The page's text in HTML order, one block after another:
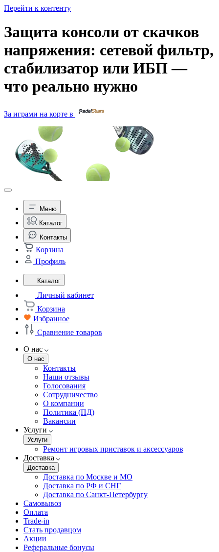
Перейти к контенту
Защита консоли от скачков
напряжения: сетевой фильтр,
стабилизатор или ИБП —
что реально нужно
За играми на корте в
Меню
Каталог
Контакты
Корзина
Профиль
Каталог
Личный кабинет
Корзина
Избранное
Сравнение товаров
О нас
О нас
Контакты
Наши отзывы
Голосования
Сотрудничество
О компании
Политика (ПД)
Вакансии
Услуги
Услуги
Ремонт игровых приставок и аксессуаров
Доставка
Доставка
Доставка по Москве и МО
Доставка по РФ и СНГ
Доставка по Санкт-Петербургу
Самовывоз
Оплата
Trade-in
Стать продавцом
Акции
Реферальные бонусы